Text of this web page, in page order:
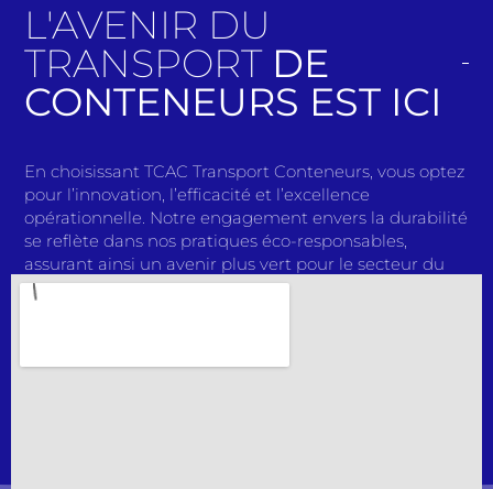
L'AVENIR DU
TRANSPORT DE
CONTENEURS EST ICI
En choisissant TCAC Transport Conteneurs, vous optez
pour l’innovation, l’efficacité et l’excellence
opérationnelle. Notre engagement envers la durabilité
se reflète dans nos pratiques éco-responsables,
assurant ainsi un avenir plus vert pour le secteur du
transport. Avec des solutions de pointe et une équipe